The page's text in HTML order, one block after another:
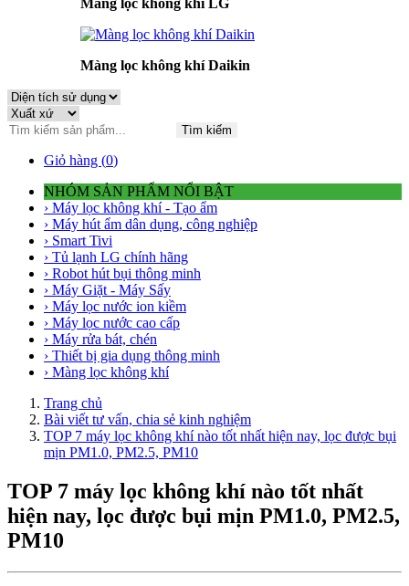
Màng lọc không khí LG
Màng lọc không khí Daikin
Tìm kiếm
Giỏ hàng (0)
NHÓM SẢN PHẨM NỔI BẬT
› Máy lọc không khí - Tạo ẩm
› Máy hút ẩm dân dụng, công nghiệp
› Smart Tivi
› Tủ lạnh LG chính hãng
› Robot hút bụi thông minh
› Máy Giặt - Máy Sấy
› Máy lọc nước ion kiềm
› Máy lọc nước cao cấp
› Máy rửa bát, chén
› Thiết bị gia dụng thông minh
› Màng lọc không khí
Trang chủ
Bài viết tư vấn, chia sẻ kinh nghiệm
TOP 7 máy lọc không khí nào tốt nhất hiện nay, lọc được bụi
mịn PM1.0, PM2.5, PM10
TOP 7 máy lọc không khí nào tốt nhất
hiện nay, lọc được bụi mịn PM1.0, PM2.5,
PM10